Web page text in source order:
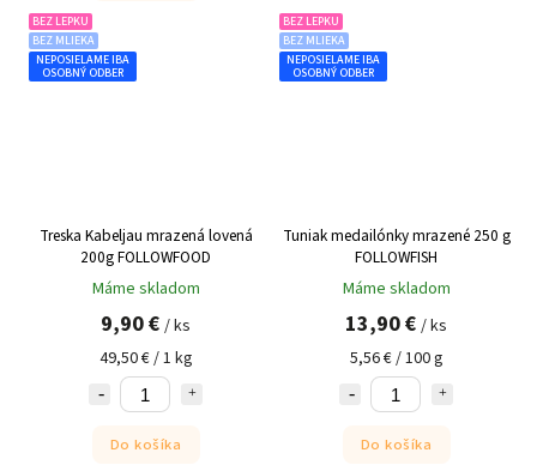
BEZ LEPKU
BEZ MLIEKA
NEPOSIELAME IBA
OSOBNÝ ODBER
Treska Kabeljau mrazená lovená
200g FOLLOWFOOD
Máme skladom
9,90 € / ks
49,50 € / 1 kg
Do košíka
BEZ LEPKU
BEZ MLIEKA
NEPOSIELAME IBA
OSOBNÝ ODBER
Tuniak medailónky mrazené 250 g
FOLLOWFISH
Máme skladom
13,90 € / ks
5,56 € / 100 g
Do košíka